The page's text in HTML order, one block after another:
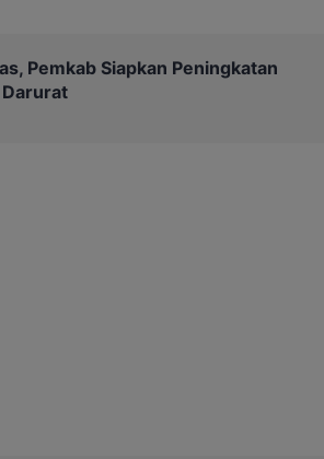
Pemkab Siapkan Peningkatan